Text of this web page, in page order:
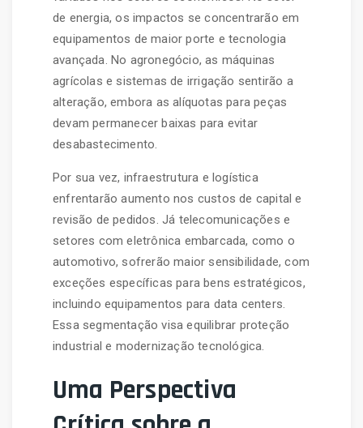
de energia, os impactos se concentrarão em
equipamentos de maior porte e tecnologia
avançada. No agronegócio, as máquinas
agrícolas e sistemas de irrigação sentirão a
alteração, embora as alíquotas para peças
devam permanecer baixas para evitar
desabastecimento.
Por sua vez, infraestrutura e logística
enfrentarão aumento nos custos de capital e
revisão de pedidos. Já telecomunicações e
setores com eletrônica embarcada, como o
automotivo, sofrerão maior sensibilidade, com
exceções específicas para bens estratégicos,
incluindo equipamentos para data centers.
Essa segmentação visa equilibrar proteção
industrial e modernização tecnológica.
Uma Perspectiva